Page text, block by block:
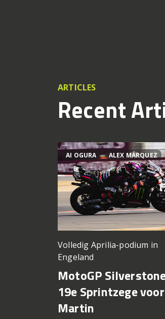
ARTICLES
Recent
AI OGURA ALEX MÁRQUEZ
Volledig Aprilia-podium in
Engeland
MotoGP
19e Sprintzege voor
Martin